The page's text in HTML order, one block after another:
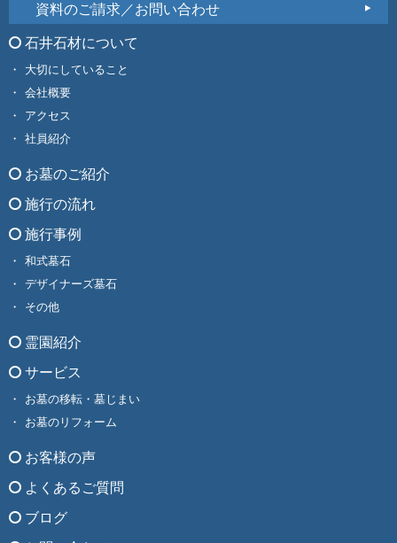
資料のご請求／お問い合わせ
石井石材について
大切にしていること
会社概要
アクセス
社員紹介
お墓のご紹介
施行の流れ
施行事例
和式墓石
デザイナーズ墓石
その他
霊園紹介
サービス
お墓の移転・墓じまい
お墓のリフォーム
お客様の声
よくあるご質問
ブログ